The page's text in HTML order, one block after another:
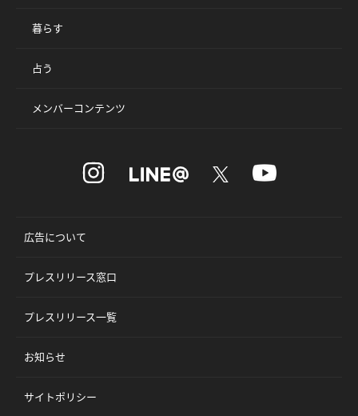
暮らす
占う
メンバーコンテンツ
広告について
プレスリリース窓口
プレスリリース一覧
お知らせ
サイトポリシー